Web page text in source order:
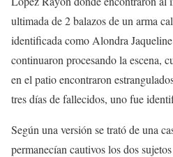
ultimada de 2 balazos de un arma
identificada como Alondra
continuaron procesando la escena,
en el patio encontraron
tres días de fallecidos, uno fue
Según una versión se trató de una
permanecían cautivos los dos